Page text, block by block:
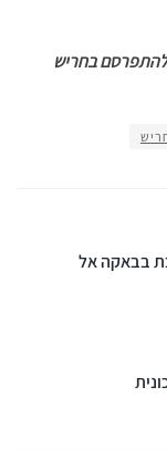
להתפרסם בחריש
בבאקה אל